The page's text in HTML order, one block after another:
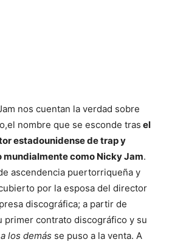
nos cuentan la verdad sobre
nombre que se esconde tras el
estadounidense de trap y
como Nicky Jam.
ascendencia puertorriqueña y
por la esposa del director
discográfica; a partir de
primer contrato discográfico y su
los demás se puso a la venta. A